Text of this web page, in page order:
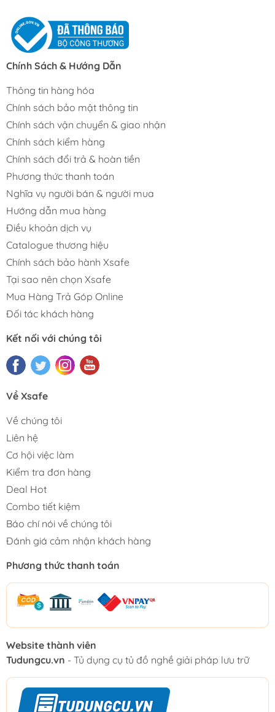
Chính Sách & Hướng Dẫn
Thông tin hàng hóa
Chính sách bảo mật thông tin
Chính sách vận chuyển & giao nhận
Chính sách kiểm hàng
Chính sách đổi trả & hoàn tiền
Phương thức thanh toán
Nghĩa vụ người bán & người mua
Hướng dẫn mua hàng
Điều khoản dịch vụ
Catalogue thương hiệu
Chính sách bảo hành Xsafe
Tại sao nên chọn Xsafe
Mua Hàng Trả Góp Online
Đối tác khách hàng
Kết nối với chúng tôi
Về Xsafe
Về chúng tôi
Liên hệ
Cơ hội việc làm
Kiểm tra đơn hàng
Deal Hot
Combo tiết kiệm
Báo chí nói về chúng tôi
Đánh giá cảm nhận khách hàng
Phương thức thanh toán
Website thành viên
Tudungcu.vn - Tủ dụng cụ tủ đồ nghề giải pháp lưu trữ